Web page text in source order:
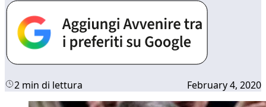
2 min di lettura February 4, 2020